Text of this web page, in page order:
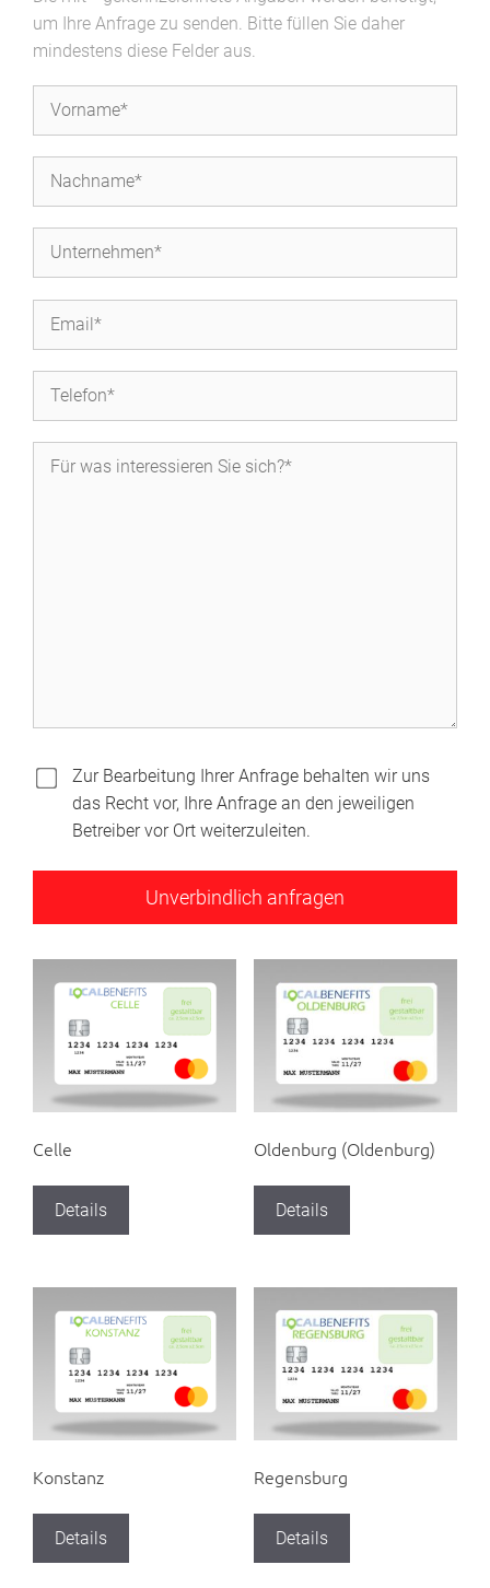
um Ihre Anfrage zu senden. Bitte füllen Sie daher
mindestens diese Felder aus.
Zur Bearbeitung Ihrer Anfrage behalten wir uns
das Recht vor, Ihre Anfrage an den jeweiligen
Betreiber vor Ort weiterzuleiten.
Celle
Details
Oldenburg (Oldenburg)
Details
Konstanz
Details
Regensburg
Details